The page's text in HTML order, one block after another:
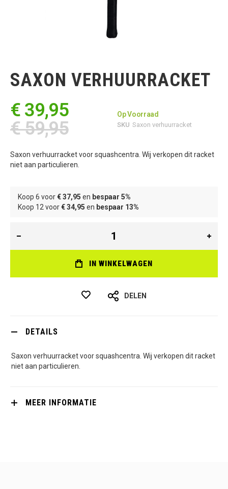
begin
van
afbeeldingen-
gallerij
SAXON VERHUURRACKET
€ 39,95
€ 59,95
Op Voorraad
SKU Saxon verhuurracket
Saxon verhuurracket voor squashcentra. Wij verkopen dit racket
niet aan particulieren.
Koop 6 voor€ 37,95 en bespaar 5%
Koop 12 voor€ 34,95 en bespaar 13%
IN WINKELWAGEN
DELEN
DETAILS
Saxon verhuurracket voor squashcentra. Wij verkopen dit racket
niet aan particulieren.
MEER INFORMATIE